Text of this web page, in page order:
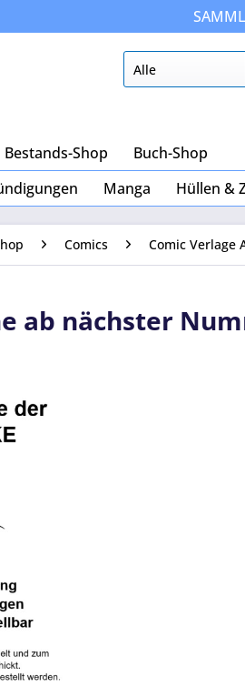
Bestands-Shop
Buch-Shop
Manga Hüllen &
Comics Comic Verlage
ab nächster